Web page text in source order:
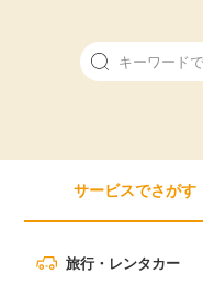
カード比較
特集一覧
GMOポイ活の使い方
家計の固定費
サービスでさがす
旅行・レンタカー